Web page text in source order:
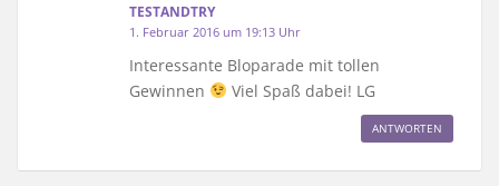
TESTANDTRY
1. Februar 2016 um 19:13 Uhr
Interessante Bloparade mit tollen
Gewinnen
Viel Spaß dabei! LG
ANTWORTEN